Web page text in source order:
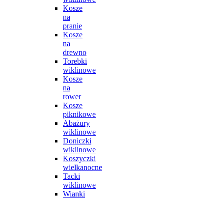
Kosze
na
pranie
Kosze
na
drewno
Torebki
wiklinowe
Kosze
na
rower
Kosze
piknikowe
Abażury
wiklinowe
Doniczki
wiklinowe
Koszyczki
wielkanocne
Tacki
wiklinowe
Wianki